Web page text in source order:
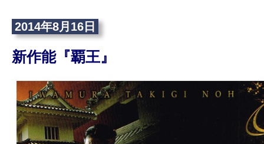
2014年8月16日
新作能『覇王』